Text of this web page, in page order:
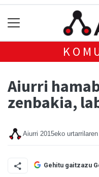
Aiurri
zenbakia,
Aiurri 2015eko
Gehitu gaitzazu